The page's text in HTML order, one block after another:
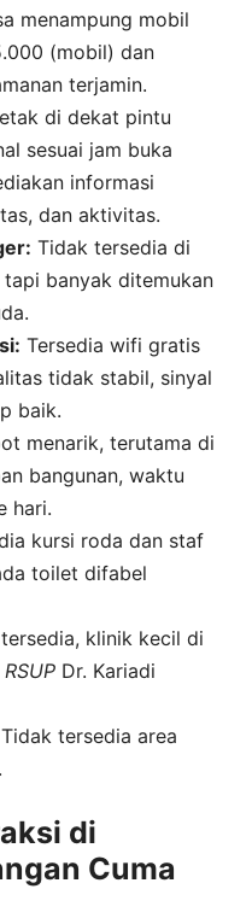
menampung mobil
(mobil) dan
terjamin.
di dekat pintu
sesuai jam buka
informasi
dan aktivitas.
Tidak tersedia di
banyak ditemukan
Tersedia wifi gratis
tidak stabil, sinyal
baik.
menarik, terutama di
bangunan, waktu
hari.
kursi roda dan staf
toilet difabel
klinik kecil di
RSUP Dr. Kariadi
Tidak tersedia area
di
Cuma